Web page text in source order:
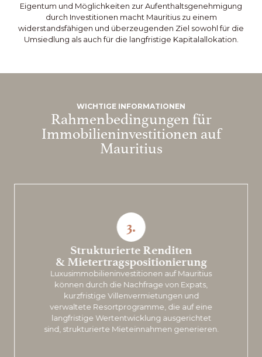
Eigentum und Möglichkeiten zur Aufenthaltsgenehmigung
durch Investitionen macht Mauritius zu einem
widerstandsfähigen und überzeugenden Ziel sowohl für die
Umsiedlung als auch für die langfristige Kapitalallokation.
WICHTIGE INFORMATIONEN
Rahmenbedingungen für
Immobilieninvestitionen auf
Mauritius
3.
Strukturierte Renditen
& Mietertragspositionierung
Luxusimmobilieninvestitionen auf Mauritius
können durch die Nachfrage von Expats,
kurzfristige Villenvermietungen und
verwaltete Resortprogramme, die auf eine
langfristige Wertentwicklung ausgerichtet
sind, strukturierte Mieteinnahmen generieren.